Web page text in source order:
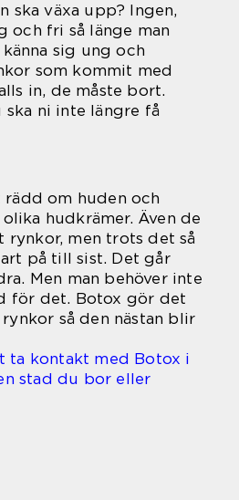
ska växa upp? Ingen,
och fri så länge man
sig ung och
som kommit med
in, de måste bort.
ska ni inte längre få
om huden och
hudkrämer. Även de
rynkor, men trots det så
på till sist. Det går
Men man behöver inte
för det. Botox gör det
så den nästan blir
ta kontakt med Botox i
stad du bor eller